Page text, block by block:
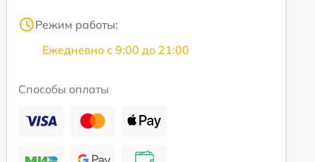
Режим работы:
Ежедневно с 9:00 до 21:00
Способы оплаты